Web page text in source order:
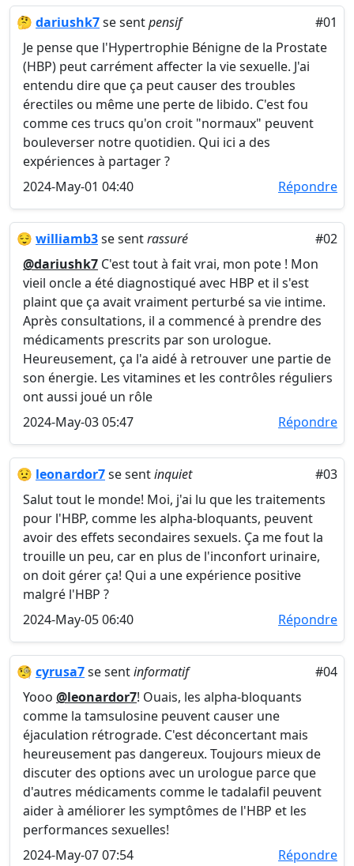
🤔 dariushk7se sentpensif
#01
Je pense que l'Hypertrophie Bénigne de la Prostate
(HBP) peut carrément affecter la vie sexuelle. J'ai
entendu dire que ça peut causer des troubles
érectiles ou même une perte de libido. C'est fou
comme ces trucs qu'on croit "normaux" peuvent
bouleverser notre quotidien. Qui ici a des
expériences à partager ?
2024-May-01 04:40
Répondre
😌 williamb3se sentrassuré
#02
@dariushk7 C'est tout à fait vrai, mon pote ! Mon
vieil oncle a été diagnostiqué avec HBP et il s'est
plaint que ça avait vraiment perturbé sa vie intime.
Après consultations, il a commencé à prendre des
médicaments prescrits par son urologue.
Heureusement, ça l'a aidé à retrouver une partie de
son énergie. Les vitamines et les contrôles réguliers
ont aussi joué un rôle
2024-May-03 05:47
Répondre
😟 leonardor7se sentinquiet
#03
Salut tout le monde! Moi, j'ai lu que les traitements
pour l'HBP, comme les alpha-bloquants, peuvent
avoir des effets secondaires sexuels. Ça me fout la
trouille un peu, car en plus de l'inconfort urinaire,
on doit gérer ça! Qui a une expérience positive
malgré l'HBP ?
2024-May-05 06:40
Répondre
🧐 cyrusa7se sentinformatif
#04
Yooo @leonardor7! Ouais, les alpha-bloquants
comme la tamsulosine peuvent causer une
éjaculation rétrograde. C'est déconcertant mais
heureusement pas dangereux. Toujours mieux de
discuter des options avec un urologue parce que
d'autres médicaments comme le tadalafil peuvent
aider à améliorer les symptômes de l'HBP et les
performances sexuelles!
2024-May-07 07:54
Répondre